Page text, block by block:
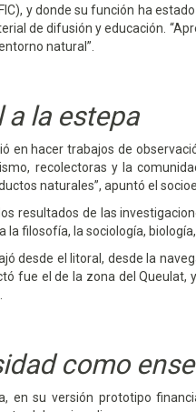
y donde su función ha
de difusión y educación.
natural
a la estepa
en hacer trabajos de
recolectoras y la
naturales”, apuntó el
resultados de las
la filosofía, la sociología,
desde el litoral, desde la
fue el de la zona del Queulat,
como
en su versión prototipo